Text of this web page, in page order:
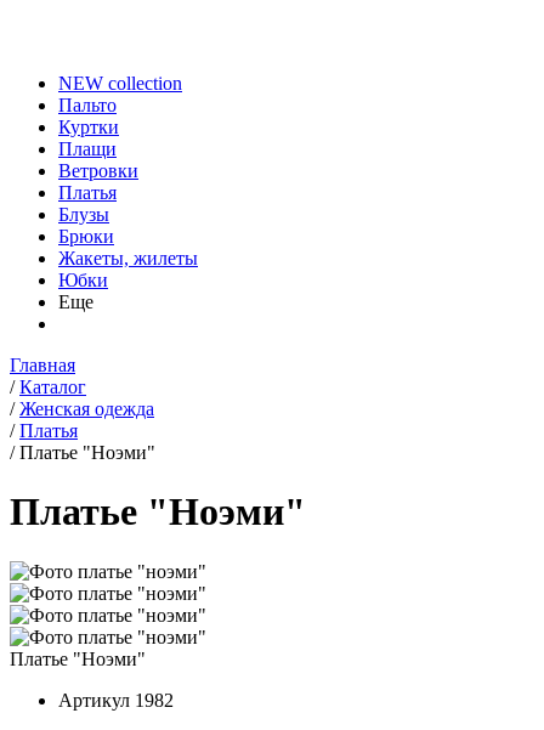
NEW collection
Пальто
Куртки
Плащи
Ветровки
Платья
Блузы
Брюки
Жакеты, жилеты
Юбки
Еще
Главная
/ Каталог
/ Женская одежда
/ Платья
/ Платье "Ноэми"
Платье "Ноэми"
Платье "Ноэми"
Артикул 1982